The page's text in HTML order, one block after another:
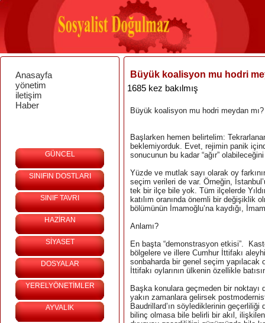
Anasayfa
yönetim
iletişim
Haber
GÜNCEL
SINIFIN DOSTLARI
SINIF TAVRI
HAZİRAN
SİYASET
DOSYALAR
YERELYÖNETİMLER
AYVALIK
Büyük koalisyon mu hodri
1685 kez bakılmış
Büyük koalisyon mu hodri meydan mı?
Başlarken hemen belirtelim:
beklemiyorduk. Evet, rejimin panik
sonucunun bu kadar “ağır”
Yüzde ve mutlak sayı olarak oy
seçim verileri de var. Örneğin,
tek bir ilçe bile yok. Tüm ilçelerde
katılım oranında önemli bir değişiklik
bölümünün İmamoğlu’na kaydığı,
Anlamı?
En başta “demonstrasyon etkisi”.
bölgelere ve illere Cumhur İttifakı
sonbaharda bir genel seçim
İttifakı oylarının ülkenin özellikle
Başka konulara geçmeden bir noktayı
yakın zamanlara gelirsek
Baudrillard’ın söylediklerinin
bilinç olmasa bile belirli bir akıl,